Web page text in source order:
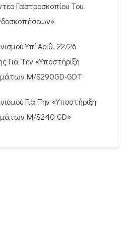
Γαστροσκοπίου Του
Υπ’ Αριθ. 22/26
Για Την «Υποστήριξη
M/S290GD-GDT
Για Την «Υποστήριξη
M/S240 GD»